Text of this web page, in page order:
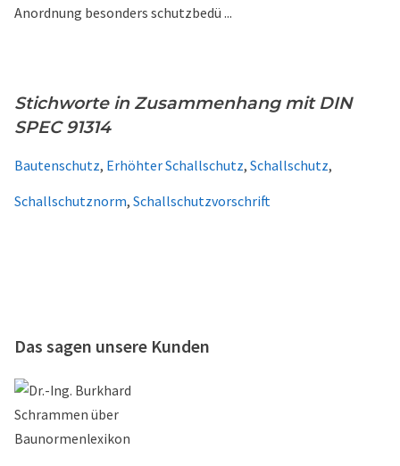
Anordnung besonders schutzbedü ...
Stichworte in Zusammenhang mit DIN
SPEC 91314
Bautenschutz, Erhöhter Schallschutz, Schallschutz,
Schallschutznorm, Schallschutzvorschrift
Das sagen unsere Kunden